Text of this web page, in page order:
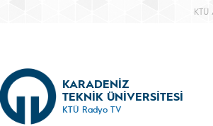
KTÜ
KARADENİZ
TEKNİK ÜNİVERSİTESİ
KTÜ Radyo TV